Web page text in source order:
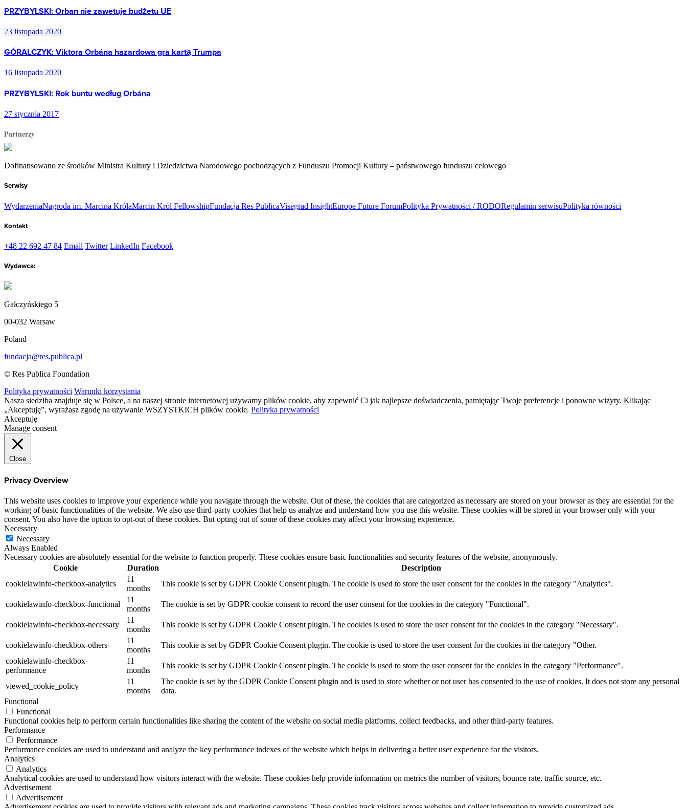
PRZYBYLSKI: Orban nie zawetuje budżetu UE
23 listopada 2020
GÓRALCZYK: Viktora Orbána hazardowa gra kartą Trumpa
16 listopada 2020
PRZYBYLSKI: Rok buntu według Orbána
27 stycznia 2017
Partnerzy
Dofinansowano ze środków Ministra Kultury i Dziedzictwa Narodowego pochodzących z Funduszu Promocji Kultury – państwowego funduszu celowego
Serwisy
WydarzeniaNagroda im. Marcina KrólaMarcin Król FellowshipFundacja Res PublicaVisegrad InsightEurope Future ForumPolityka Prywatności / RODORegulamin serwisuPolityka równości
Kontakt
+48 22 692 47 84 Email Twitter LinkedIn Facebook
Wydawca:
Gałczyńskiego 5
00-032 Warsaw
Poland
fundacja@res.publica.pl
© Res Publica Foundation
Polityka prywatności Warunki korzystania
Nasza siedziba znajduje się w Polsce, a na naszej stronie internetowej używamy plików cookie, aby zapewnić Ci jak najlepsze doświadczenia, pamiętając Twoje preferencje i ponowne wizyty. Klikając
„Akceptuję”, wyrażasz zgodę na używanie WSZYSTKICH plików cookie. Polityka prywatności
Akceptuję
Manage consent
Close
Privacy Overview
This website uses cookies to improve your experience while you navigate through the website. Out of these, the cookies that are categorized as necessary are stored on your browser as they are essential for the
working of basic functionalities of the website. We also use third-party cookies that help us analyze and understand how you use this website. These cookies will be stored in your browser only with your
consent. You also have the option to opt-out of these cookies. But opting out of some of these cookies may affect your browsing experience.
Necessary
Necessary
Always Enabled
Necessary cookies are absolutely essential for the website to function properly. These cookies ensure basic functionalities and security features of the website, anonymously.
Cookie
Duration
Description
cookielawinfo-checkbox-analytics
11
months
This cookie is set by GDPR Cookie Consent plugin. The cookie is used to store the user consent for the cookies in the category "Analytics".
cookielawinfo-checkbox-functional
11
months
The cookie is set by GDPR cookie consent to record the user consent for the cookies in the category "Functional".
cookielawinfo-checkbox-necessary
11
months
This cookie is set by GDPR Cookie Consent plugin. The cookies is used to store the user consent for the cookies in the category "Necessary".
cookielawinfo-checkbox-others
11
months
This cookie is set by GDPR Cookie Consent plugin. The cookie is used to store the user consent for the cookies in the category "Other.
cookielawinfo-checkbox-
performance
11
months
This cookie is set by GDPR Cookie Consent plugin. The cookie is used to store the user consent for the cookies in the category "Performance".
viewed_cookie_policy
11
months
The cookie is set by the GDPR Cookie Consent plugin and is used to store whether or not user has consented to the use of cookies. It does not store any personal
data.
Functional
Functional
Functional cookies help to perform certain functionalities like sharing the content of the website on social media platforms, collect feedbacks, and other third-party features.
Performance
Performance
Performance cookies are used to understand and analyze the key performance indexes of the website which helps in delivering a better user experience for the visitors.
Analytics
Analytics
Analytical cookies are used to understand how visitors interact with the website. These cookies help provide information on metrics the number of visitors, bounce rate, traffic source, etc.
Advertisement
Advertisement